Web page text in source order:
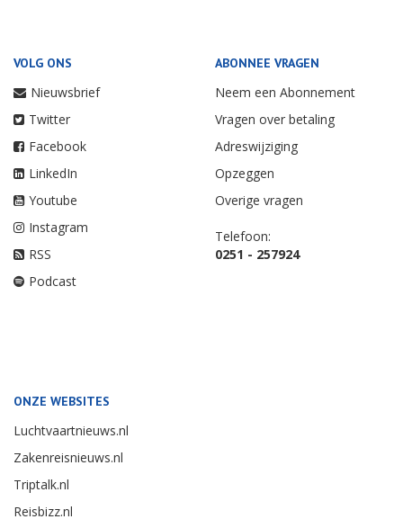
VOLG ONS
Nieuwsbrief
Twitter
Facebook
LinkedIn
Youtube
Instagram
RSS
Podcast
ABONNEE VRAGEN
Neem een Abonnement
Vragen over betaling
Adreswijziging
Opzeggen
Overige vragen
Telefoon:
0251 - 257924
ONZE WEBSITES
Luchtvaartnieuws.nl
Zakenreisnieuws.nl
Triptalk.nl
Reisbizz.nl